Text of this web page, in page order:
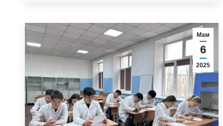
д. профессор Дюсупов Алтай
Ахметқалиұлы, университет ардагерлері,
әскери кафедра бастығы, Ауғанстан және
Тәжікстан…
Мам
6
2025